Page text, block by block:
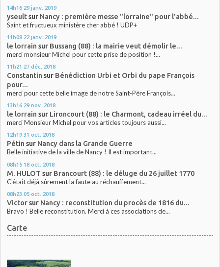
14h16 29 janv. 2019
yseultsur Nancy : première messe "lorraine" pour l'abbé...
Saint et fructueux ministère cher abbé ! UDP+
11h08 22 janv. 2019
le lorrain sur Bussang (88) : la mairie veut démolir le...
merci monsieur Michel pour cette prise de position !...
11h21 27 déc. 2018
Constantin sur Bénédiction Urbi et Orbi du pape François
pour...
merci pour cette belle image de notre Saint-Père François...
13h16 29 nov. 2018
le lorrain sur Lironcourt (88) : le Charmont, cadeau irréel du...
merci Monsieur Michel pour vos articles toujours aussi...
12h19 31 oct. 2018
Pétin sur Nancy dans la Grande Guerre
Belle initiative de la ville de Nancy ! Il est important...
08h15 18 oct. 2018
M. HULOT sur Brancourt (88) : le déluge du 26 juillet 1770
C'était déjà sûrement la faute au réchauffement...
08h23 05 oct. 2018
Victorsur Nancy : reconstitution du procès de 1816 du...
Bravo ! Belle reconstitution. Merci à ces associations de...
Carte